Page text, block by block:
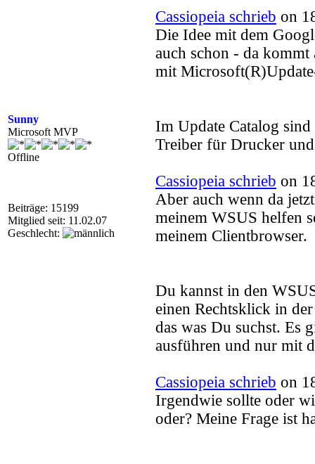
Sunny
Microsoft MVP
Offline
Beiträge: 15199
Mitglied seit: 11.02.07
Geschlecht:
Cassiopeia schrieb on
Die Idee mit dem
auch schon - da
mit
Im Update Catalog
Treiber für Drucker
Cassiopeia schrieb on
Aber auch wenn da
meinem WSUS helfen
meinem Clientbrowser.
Du kannst in den
einen Rechtsklick in
das was Du suchst. Es
ausführen und nur mit
Cassiopeia schrieb on
Irgendwie sollte oder
oder? Meine Frage ist